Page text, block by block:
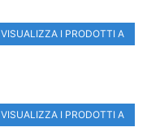
VISUALIZZA I PRODOTTI A
VISUALIZZA I PRODOTTI A